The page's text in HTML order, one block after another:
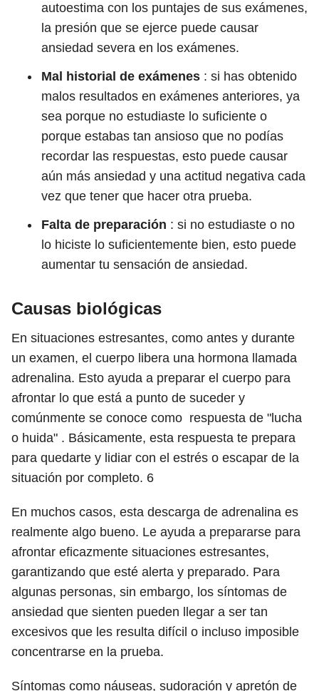
autoestima con los puntajes de sus exámenes,
la presión que se ejerce puede causar
ansiedad severa en los exámenes.
Mal historial de exámenes : si has obtenido
malos resultados en exámenes anteriores, ya
sea porque no estudiaste lo suficiente o
porque estabas tan ansioso que no podías
recordar las respuestas, esto puede causar
aún más ansiedad y una actitud negativa cada
vez que tener que hacer otra prueba.
Falta de preparación : si no estudiaste o no
lo hiciste lo suficientemente bien, esto puede
aumentar tu sensación de ansiedad.
Causas biológicas
En situaciones estresantes, como antes y durante
un examen, el cuerpo libera una hormona llamada
adrenalina. Esto ayuda a preparar el cuerpo para
afrontar lo que está a punto de suceder y
comúnmente se conoce como respuesta de "lucha
o huida" . Básicamente, esta respuesta te prepara
para quedarte y lidiar con el estrés o escapar de la
situación por completo. 6
En muchos casos, esta descarga de adrenalina es
realmente algo bueno. Le ayuda a prepararse para
afrontar eficazmente situaciones estresantes,
garantizando que esté alerta y preparado. Para
algunas personas, sin embargo, los síntomas de
ansiedad que sienten pueden llegar a ser tan
excesivos que les resulta difícil o incluso imposible
concentrarse en la prueba.
Síntomas como náuseas, sudoración y apretón de